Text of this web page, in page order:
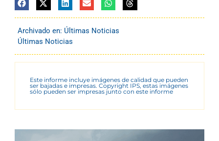
Archivado en: Últimas Noticias
Últimas Noticias
Este informe incluye imágenes de calidad que pueden
ser bajadas e impresas. Copyright IPS, estas imágenes
sólo pueden ser impresas junto con este informe